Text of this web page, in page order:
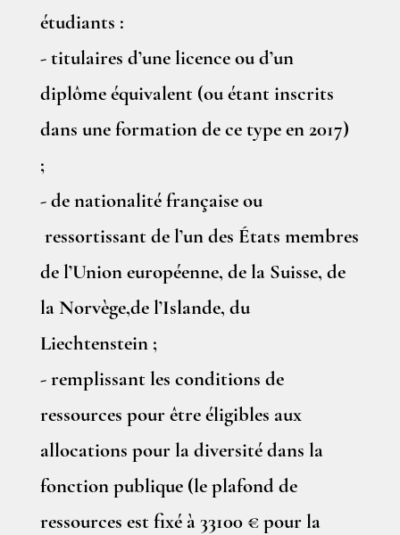
étudiants :
- titulaires d’une licence ou d’un
diplôme équivalent (ou étant inscrits
dans une formation de ce type en 2017)
;
- de nationalité française ou
ressortissant de l’un des États membres
de l’Union européenne, de la Suisse, de
la Norvège,de l’Islande, du
Liechtenstein ;
- remplissant les conditions de
ressources pour être éligibles aux
allocations pour la diversité dans la
fonction publique (le plafond de
ressources est fixé à 33100 € pour la